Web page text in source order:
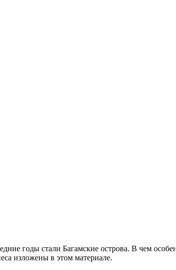
годы стали Багамские острова. В чем
изложены в этом материале.